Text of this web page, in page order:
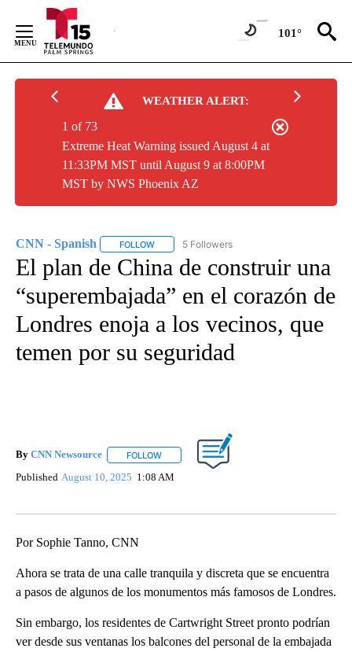
Content
101°
WEATHER ALERT:
Extreme Heat Warning issued August 4 at
11:33PM MST until August 9 at 8:00PM
MST by NWS Phoenix AZ
1 of 73
CNN - Spanish FOLLOW FOLLOW "CNN - SPANISH" TO RECEIVE
5 Followers
El plan de China de construir una
“superembajada” en el corazón de
Londres enoja a los vecinos, que
temen por su seguridad
By CNN Newsource FOLLOW FOLLOW "" TO RECEIVE NOTIFICATIONS
Published August 10, 2025 1:08 AM
Por Sophie Tanno, CNN
Ahora se trata de una calle tranquila y discreta que se encuentra
a pasos de algunos de los monumentos más famosos de Londres.
Sin embargo, los residentes de Cartwright Street pronto podrían
ver desde sus ventanas los balcones del personal de la embajada